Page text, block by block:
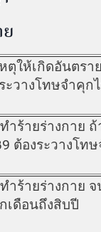
ตุให้เกิดอันตร
ะวางโทษจำคุ
ำร้ายร่างกาย
ต้องระวางโท
ร้ายร่างกาย
เดือนถึงสิบปี